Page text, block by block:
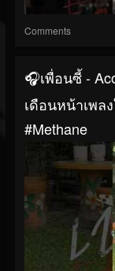
Comments
🎧เพื่อนซี้ -
เดือนหน้าเพล
#Methane